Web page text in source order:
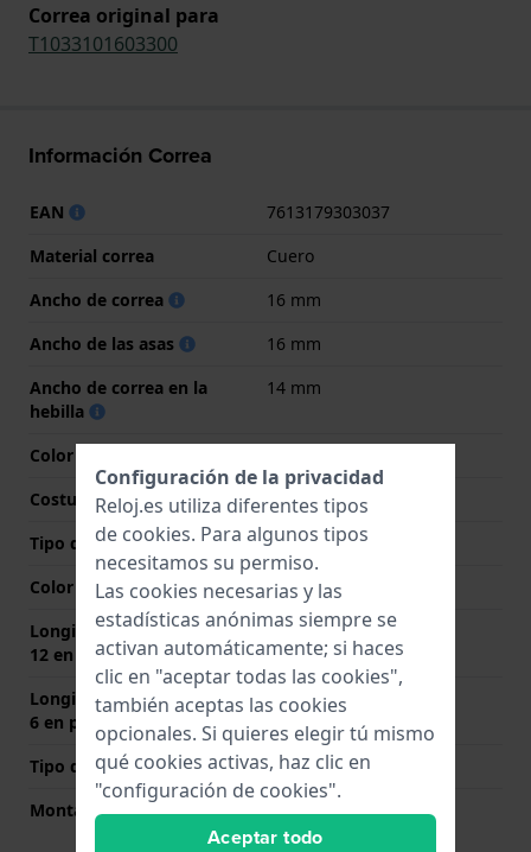
Correa original para
T1033101603300
Información Correa
EAN
7613179303037
Material correa
Cuero
Ancho de correa
16 mm
Ancho de las asas
16 mm
Ancho de correa en la
hebilla
14 mm
Color de correa
Costura de color
Negro
Tipo de cierre
Hebilla
Color del cierre
Plateado
Longitud de la correa a las
12 en punto (mm)
70 mm
Longitud de la correa a las
6 en punto (mm)
110 mm
Tipo de montaje
Pasadores de resorte
Montaje Recto
Si
Configuración de la privacidad
Reloj.es utiliza diferentes tipos
de cookies. Para algunos tipos
necesitamos su permiso.
Las cookies necesarias y las
estadísticas anónimas siempre se
activan automáticamente; si haces
clic en "aceptar todas las cookies",
también aceptas las cookies
opcionales. Si quieres elegir tú mismo
qué cookies activas, haz clic en
"configuración de cookies".
Aceptar todo